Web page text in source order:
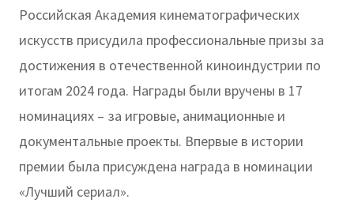
Российская Академия кинематографических
искусств присудила профессиональные призы за
достижения в отечественной киноиндустрии по
итогам 2024 года. Награды были вручены в 17
номинациях – за игровые, анимационные и
документальные проекты. Впервые в истории
премии была присуждена награда в номинации
«Лучший сериал».